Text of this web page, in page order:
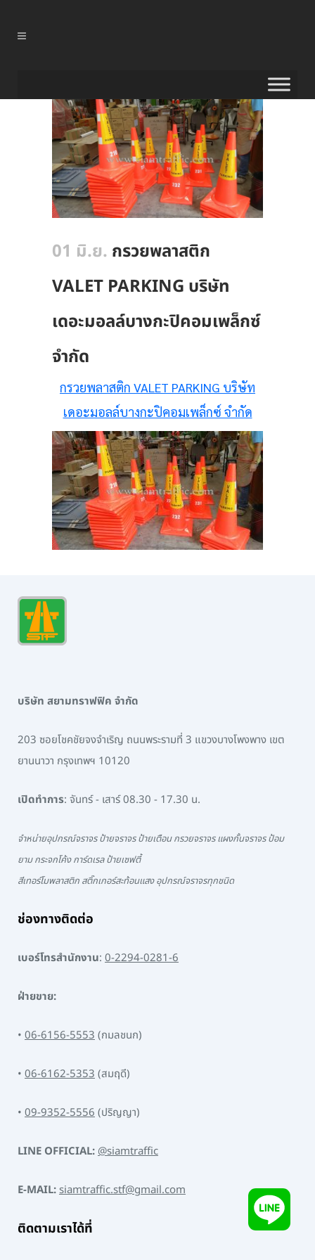
01 มิ.ย. กรวยพลาสติก
VALET PARKING บริษัท
เดอะมอลล์บางกะปิคอมเพล็กซ์
จำกัด
กรวยพลาสติก VALET PARKING บริษัท
เดอะมอลล์บางกะปิคอมเพล็กซ์ จำกัด
บริษัท สยามทราฟฟิค จำกัด
203 ซอยโชคชัยจงจำเริญ ถนนพระรามที่ 3 แขวงบางโพงพาง เขต
ยานนาวา กรุงเทพฯ 10120
เปิดทำการ: จันทร์ - เสาร์ 08.30 - 17.30 น.
จำหน่ายอุปกรณ์จราจร ป้ายจราจร ป้ายเตือน กรวยจราจร แผงกั้นจราจร ป้อม
ยาม กระจกโค้ง การ์ดเรล ป้ายเซฟตี้
สีเทอร์โมพลาสติก สติ๊กเกอร์สะท้อนแสง อุปกรณ์จราจรทุกชนิด
ช่องทางติดต่อ
เบอร์โทรสำนักงาน: 0-2294-0281-6
ฝ่ายขาย:
• 06-6156-5553(กมลชนก)
• 06-6162-5353(สมฤดี)
• 09-9352-5556(ปริญญา)
LINE OFFICIAL:@siamtraffic
E-MAIL:siamtraffic.stf@gmail.com
ติดตามเราได้ที่